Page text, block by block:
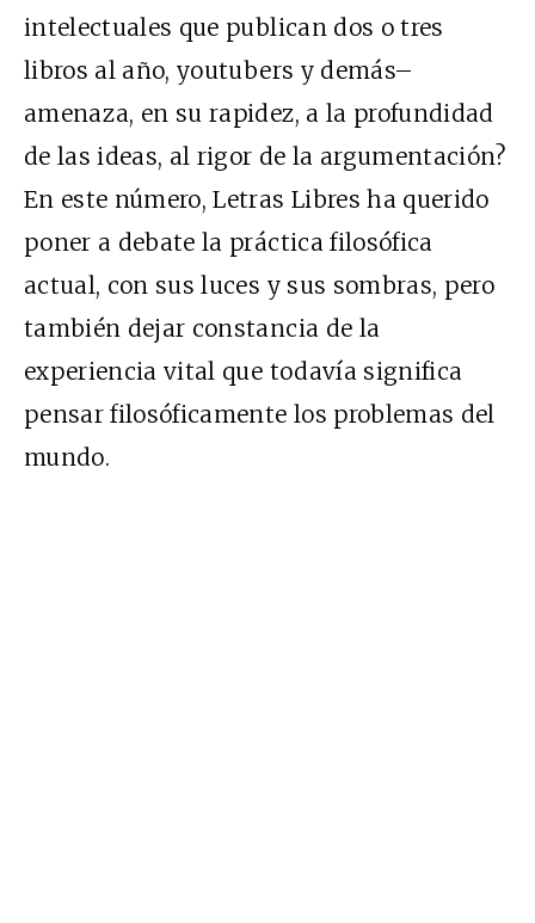
intelectuales que publican dos o tres
libros al año, youtubers y demás–
amenaza, en su rapidez, a la profundidad
de las ideas, al rigor de la argumentación?
En este número, Letras Libres ha querido
poner a debate la práctica filosófica
actual, con sus luces y sus sombras, pero
también dejar constancia de la
experiencia vital que todavía significa
pensar filosóficamente los problemas del
mundo.